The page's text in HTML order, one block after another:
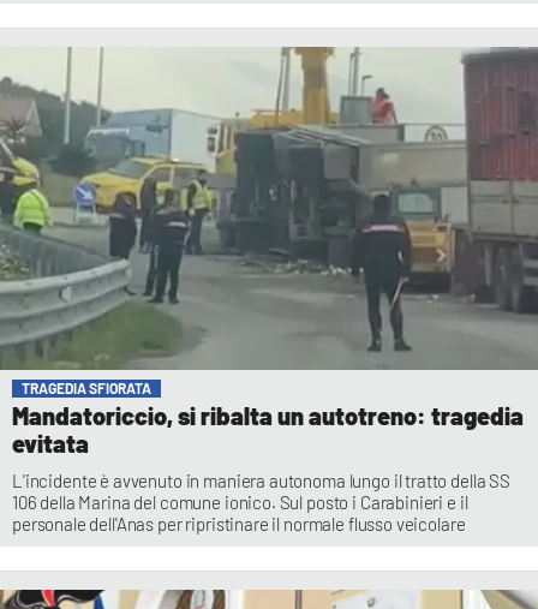
TRAGEDIA SFIORATA
Mandatoriccio, si ribalta un autotreno: tragedia
evitata
L'incidente è avvenuto in maniera autonoma lungo il tratto della SS
106 della Marina del comune ionico. Sul posto i Carabinieri e il
personale dell'Anas per ripristinare il normale flusso veicolare